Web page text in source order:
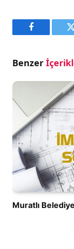
Facebook
Benzer
Muratlı